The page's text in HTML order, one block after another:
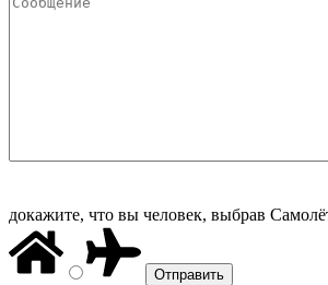
докажите, что вы человек, выбрав